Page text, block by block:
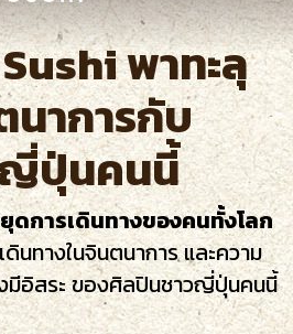
พาทะลุ
าการกับ
ปุ่นคนนี้
การเดินทางของคนทั้งโลก
นทางในจินตนาการ และความ
มีอิสระ ของศิลปินชาวญี่ปุ่นคนนี้